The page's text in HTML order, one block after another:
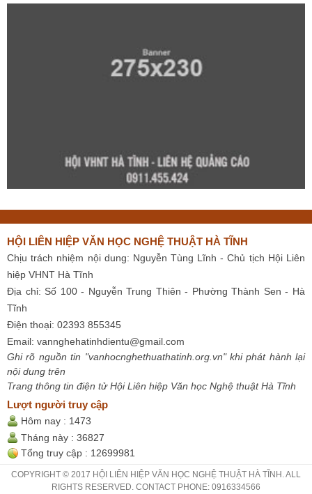
HỘI LIÊN HIỆP VĂN HỌC NGHỆ THUẬT HÀ TĨNH
Chịu trách nhiệm nội dung: Nguyễn Tùng Lĩnh - Chủ tịch Hội Liên
hiệp VHNT Hà Tĩnh
Địa chỉ: Số 100 - Nguyễn Trung Thiên - Phường Thành Sen - Hà
Tĩnh
Điện thoại: 02393 855345
Email: vannghehatinhdientu@gmail.com
Ghi rõ nguồn tin "vanhocnghethuathatinh.org.vn" khi phát hành lại
nội dung trên
Trang thông tin điện tử Hội Liên hiệp Văn học Nghệ thuật Hà Tĩnh
Lượt người truy cập
Hôm nay : 1473
Tháng này : 36827
Tổng truy cập : 12699981
COPYRIGHT © 2017 HỘI LIÊN HIỆP VĂN HỌC NGHỆ THUẬT HÀ TĨNH. ALL
RIGHTS RESERVED. CONTACT PHONE: 0916334566